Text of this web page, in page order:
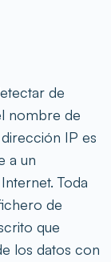
de
nombre de
IP es
a un
Toda
de
que
los datos con